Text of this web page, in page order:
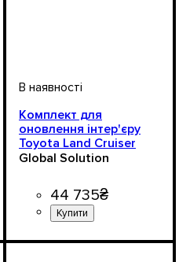
Комплект для
оновлення інтер'єру
Toyota Land Cruiser
200 (2007–2015 ➝
Global Solution
44 735₴